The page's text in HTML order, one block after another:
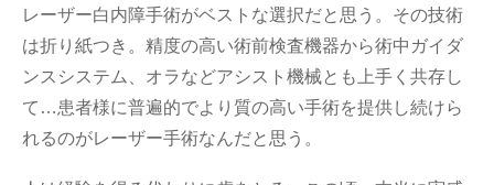
レーザー白内障手術がベストな選択だと思う。その技術
は折り紙つき。精度の高い術前検査機器から術中ガイダ
ンスシステム、オラなどアシスト機械とも上手く共存し
て…患者様に普遍的でより質の高い手術を提供し続けら
れるのがレーザー手術なんだと思う。